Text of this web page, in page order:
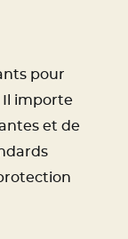
pour
importe
et de